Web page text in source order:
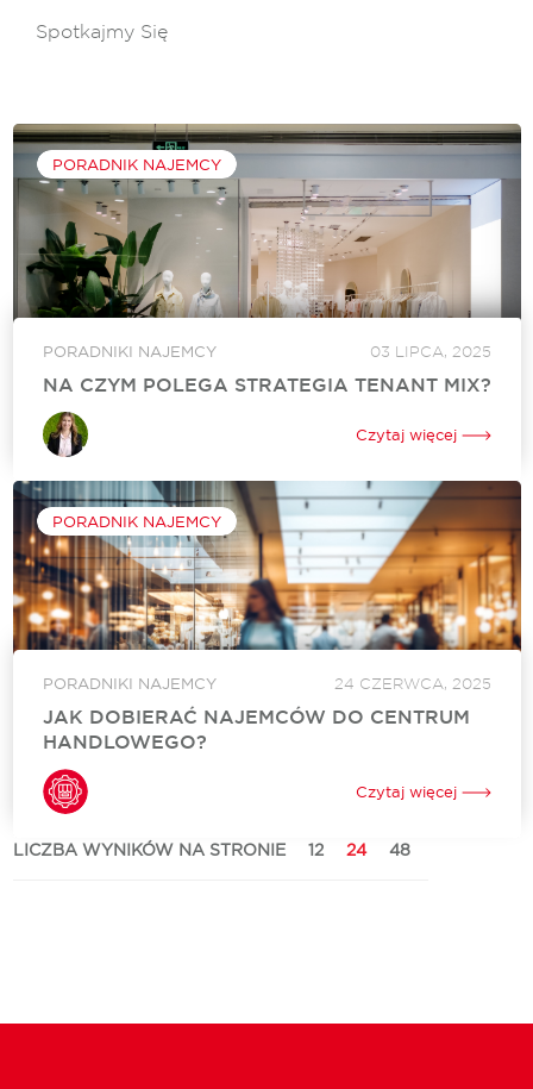
PORADNIK NAJEMCY
PORADNIKI NAJEMCY 03 LIPCA, 2025
NA CZYM POLEGA STRATEGIA TENANT MIX?
Zarządzanie przestrzenią w obiektach handlowych to
ogromne wyzwanie, które wymaga precyzyjnego
zrównoważenia potrzeb klientów i najemców. tu właśnie
struktura najemców oraz ich...
Czytaj więcej
PORADNIK NAJEMCY
PORADNIKI NAJEMCY 24 CZERWCA, 2025
JAK DOBIERAĆ NAJEMCÓW DO CENTRUM
HANDLOWEGO?
Odpowiedni najemcy to absolutna podstawa dochodowej
działalności obiektów handlowych. Dobór najemców do
centrum handlowego wymaga dogłębnej analizy lokalnego
sklepów do potrzeb i oczekiwań klientów....
Czytaj więcej
LICZBA WYNIKÓW NA STRONIE 12 24 48
Spotkajmy Się